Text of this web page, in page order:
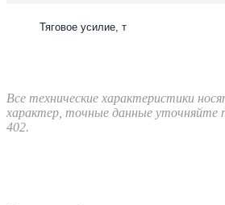
Тяговое усилие, т
Все технические характеристики
характер, точные данные уточняйте
402.